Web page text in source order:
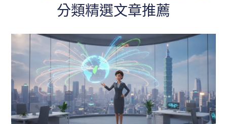
分類精選文章推薦